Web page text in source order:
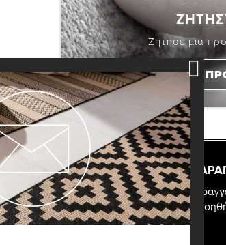
Ζήτησε μια
ΖΗΤΗΣΤΕ
ΟΛΟΚΛΗΡΩΣΕ ΤΗΝ
Δυσκολεύεσαι με την
εκπρόσωπος μας θα σε
210 34 58 017